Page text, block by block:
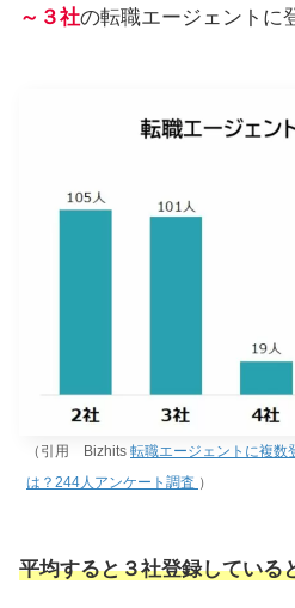
～３社の転職エージェントに
（引用 Bizhits 転職エージェントに複数
は？244人アンケート調査 ）
平均すると３社登録している